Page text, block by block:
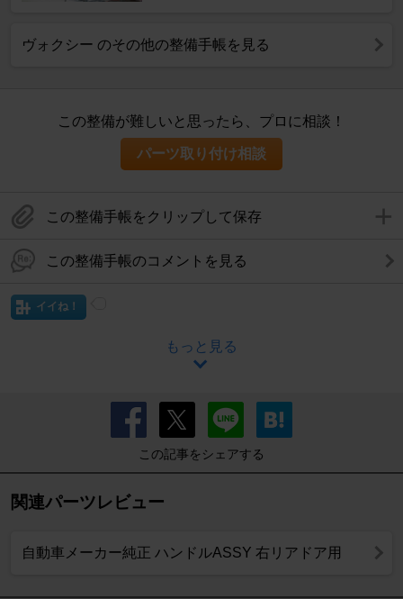
ヴォクシー のその他の整備手帳を見る
この整備が難しいと思ったら、プロに相談！
パーツ取り付け相談
この整備手帳をクリップして保存
この整備手帳のコメントを見る
イイね！
もっと見る
この記事をシェアする
関連パーツレビュー
自動車メーカー純正 ハンドルASSY 右リアドア用